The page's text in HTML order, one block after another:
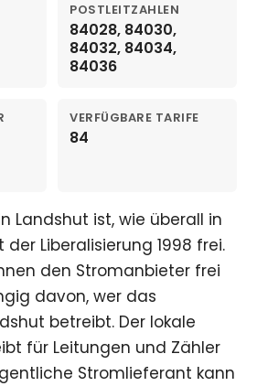
POSTLEITZAHLEN
84028, 84030,
84032, 84034,
84036
VERFÜGBARE TARIFE
84
Landshut ist, wie überall in
Liberalisierung 1998 frei.
den Stromanbieter frei
davon, wer das
betreibt. Der lokale
für Leitungen und Zähler
Stromlieferant kann